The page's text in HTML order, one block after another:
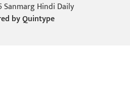
Sanmarg Hindi Daily
byQuintype